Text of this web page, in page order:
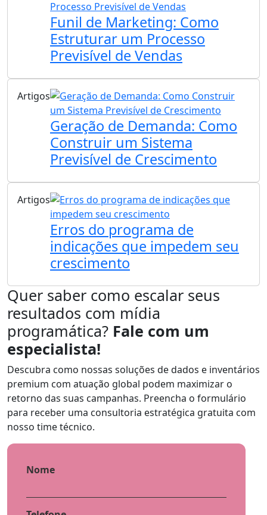
Funil de Marketing: Como
Estruturar um Processo
Previsível de Vendas
Artigos
Geração de Demanda: Como
Construir um Sistema
Previsível de Crescimento
Artigos
Erros do programa de
indicações que impedem seu
crescimento
Quer saber como escalar seus
resultados com mídia
programática? Fale com um
especialista!
Descubra como nossas soluções de dados e inventários
premium com atuação global podem maximizar o
retorno das suas campanhas. Preencha o formulário
para receber uma consultoria estratégica gratuita com
nosso time técnico.
Nome